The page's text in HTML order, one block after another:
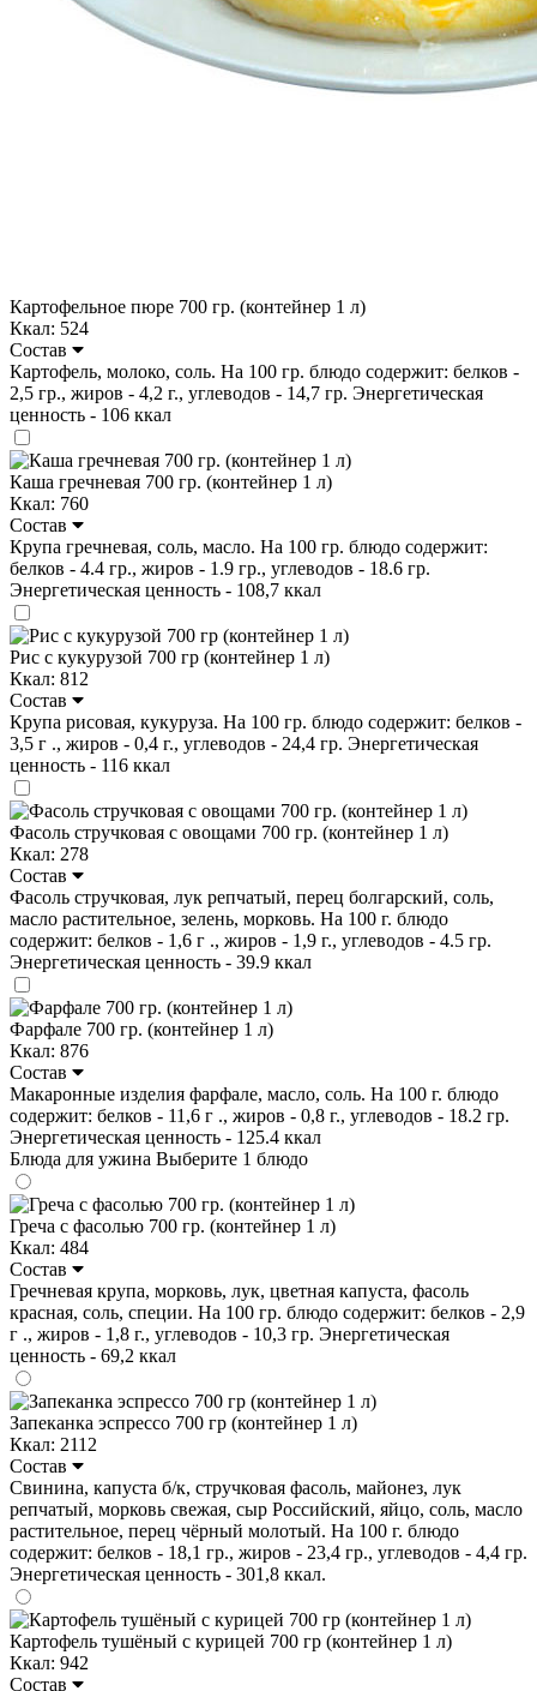
Картофельное пюре 700 гр. (контейнер 1 л)
Ккал: 524
Состав
Картофель, молоко, соль. На 100 гр. блюдо содержит: белков -
2,5 гр., жиров - 4,2 г., углеводов - 14,7 гр. Энергетическая
ценность - 106 ккал
Каша гречневая 700 гр. (контейнер 1 л)
Ккал: 760
Состав
Крупа гречневая, соль, масло. На 100 гр. блюдо содержит:
белков - 4.4 гр., жиров - 1.9 гр., углеводов - 18.6 гр.
Энергетическая ценность - 108,7 ккал
Рис с кукурузой 700 гр (контейнер 1 л)
Ккал: 812
Состав
Крупа рисовая, кукуруза. На 100 гр. блюдо содержит: белков -
3,5 г ., жиров - 0,4 г., углеводов - 24,4 гр. Энергетическая
ценность - 116 ккал
Фасоль стручковая с овощами 700 гр. (контейнер 1 л)
Ккал: 278
Состав
Фасоль стручковая, лук репчатый, перец болгарский, соль,
масло растительное, зелень, морковь. На 100 г. блюдо
содержит: белков - 1,6 г ., жиров - 1,9 г., углеводов - 4.5 гр.
Энергетическая ценность - 39.9 ккал
Фарфале 700 гр. (контейнер 1 л)
Ккал: 876
Состав
Макаронные изделия фарфале, масло, соль. На 100 г. блюдо
содержит: белков - 11,6 г ., жиров - 0,8 г., углеводов - 18.2 гр.
Энергетическая ценность - 125.4 ккал
Блюда для ужина Выберите 1 блюдо
Греча с фасолью 700 гр. (контейнер 1 л)
Ккал: 484
Состав
Гречневая крупа, морковь, лук, цветная капуста, фасоль
красная, соль, специи. На 100 гр. блюдо содержит: белков - 2,9
г ., жиров - 1,8 г., углеводов - 10,3 гр. Энергетическая
ценность - 69,2 ккал
Запеканка эспрессо 700 гр (контейнер 1 л)
Ккал: 2112
Состав
Свинина, капуста б/к, стручковая фасоль, майонез, лук
репчатый, морковь свежая, сыр Российский, яйцо, соль, масло
растительное, перец чёрный молотый. На 100 г. блюдо
содержит: белков - 18,1 гр., жиров - 23,4 гр., углеводов - 4,4 гр.
Энергетическая ценность - 301,8 ккал.
Картофель тушёный с курицей 700 гр (контейнер 1 л)
Ккал: 942
Состав